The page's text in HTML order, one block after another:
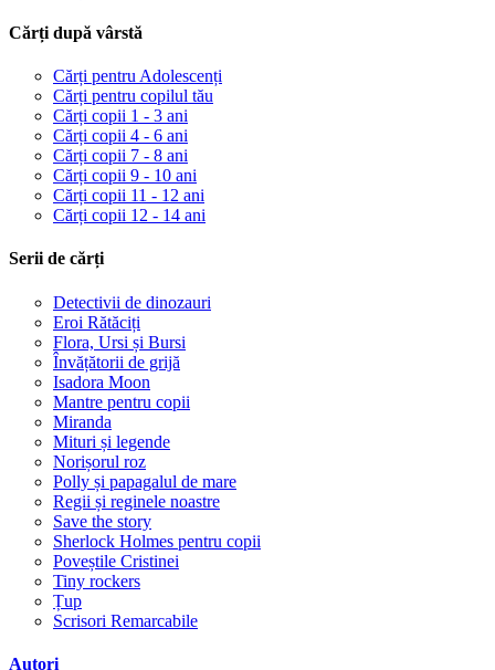
Cărți după vârstă
Cărți pentru Adolescenți
Cărți pentru copilul tău
Cărți copii 1 - 3 ani
Cărți copii 4 - 6 ani
Cărți copii 7 - 8 ani
Cărți copii 9 - 10 ani
Cărți copii 11 - 12 ani
Cărți copii 12 - 14 ani
Serii de cărți
Detectivii de dinozauri
Eroi Rătăciți
Flora, Ursi și Bursi
Învățătorii de grijă
Isadora Moon
Mantre pentru copii
Miranda
Mituri și legende
Norișorul roz
Polly și papagalul de mare
Regii și reginele noastre
Save the story
Sherlock Holmes pentru copii
Poveștile Cristinei
Tiny rockers
Țup
Scrisori Remarcabile
Autori